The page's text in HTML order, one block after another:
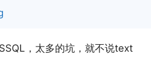
，太多的坑，就不说text